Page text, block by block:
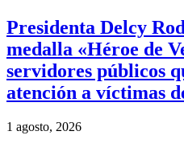
Presidenta Delcy
medalla «Héroe de
servidores públicos
atención a víctimas
1 agosto, 2026